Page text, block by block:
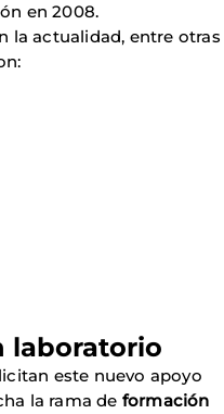
en 2008.
la actualidad, entre otras
laboratorio
este nuevo apoyo
la rama de formación